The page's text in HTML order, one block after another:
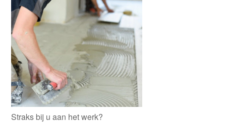
Straks bij u aan het werk?